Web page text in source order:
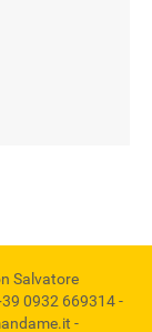
Salvatore
0932 669314-
-